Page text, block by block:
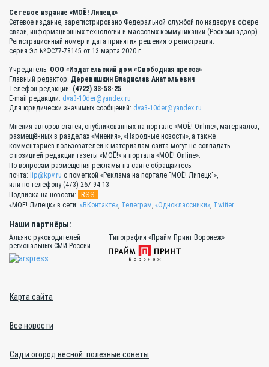
Сетевое издание «МОЁ! Липецк»
Сетевое издание, зарегистрировано Федеральной службой по надзору в сфере
связи, информационных технологий и массовых коммуникаций (Роскомнадзор).
Регистрационный номер и дата принятия решения о регистрации:
серия Эл №ФС77-78145 от 13 марта 2020 г.
Учредитель: ООО «Издательский дом «Свободная пресса»
Главный редактор: Деревяшкин Владислав Анатольевич
Телефон редакции: (4722) 33-58-25
E-mail редакции: dva3-10der@yandex.ru
Для юридически значимых сообщений: dva3-10der@yandex.ru
Мнения авторов статей, опубликованных на портале «МОЁ! Online», материалов,
размещённых в разделах «Мнения», «Народные новости», а также
комментариев пользователей к материалам сайта могут не совпадать
с позицией редакции газеты «МОЁ!» и портала «МОЁ! Online».
По вопросам размещения рекламы на сайте обращайтесь:
почта: lip@kpv.ru с пометкой «Реклама на портале "МОЁ! Липецк"»,
или по телефону (473) 267-94-13
Подписка на новости:
RSS
«МОЁ! Липецк» в сети: «ВКонтакте», Телеграм, «Одноклассники», Twitter
Наши партнёры:
Альянс руководителей
региональных СМИ России
Типография «Прайм Принт Воронеж»
Карта сайта
Все новости
Сад и огород весной: полезные советы